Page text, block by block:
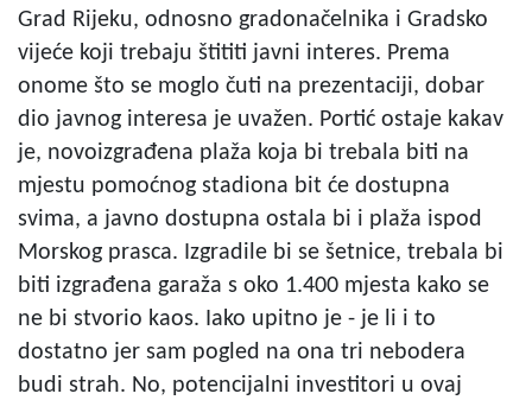
Grad Rijeku, odnosno gradonačelnika i Gradsko
vijeće koji trebaju štititi javni interes. Prema
onome što se moglo čuti na prezentaciji, dobar
dio javnog interesa je uvažen. Portić ostaje kakav
je, novoizgrađena plaža koja bi trebala biti na
mjestu pomoćnog stadiona bit će dostupna
svima, a javno dostupna ostala bi i plaža ispod
Morskog prasca. Izgradile bi se šetnice, trebala bi
biti izgrađena garaža s oko 1.400 mjesta kako se
ne bi stvorio kaos. Iako upitno je - je li i to
dostatno jer sam pogled na ona tri nebodera
budi strah. No, potencijalni investitori u ovaj